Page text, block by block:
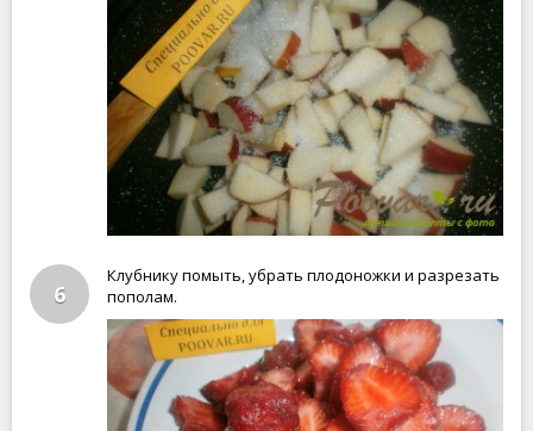
6
Клубнику помыть, убрать плодоножки и разрезать
пополам.